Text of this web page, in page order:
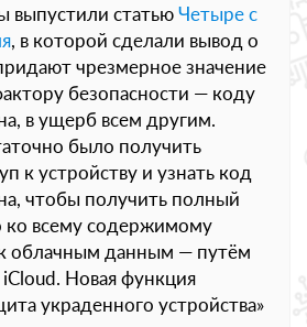
выпустили статьюЧетыре с
, в которой сделали вывод о
чрезмерное значение
безопасности — коду
в ущерб всем другим.
было получить
к устройству и узнать код
чтобы получить полный
ко всему содержимому
облачным данным — путём
Новая функция
украденного устройства»